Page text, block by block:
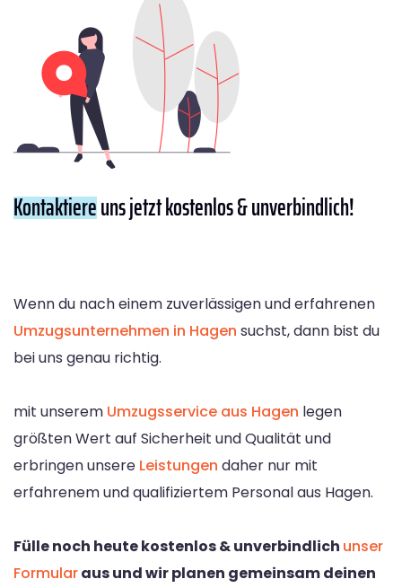
Kontaktiereuns jetzt kostenlos & unverbindlich!
Wenn du nach einem zuverlässigen und erfahrenen
Umzugsunternehmen in Hagen suchst, dann bist du
bei uns genau richtig.
mit unserem Umzugsservice aus Hagen legen
größten Wert auf Sicherheit und Qualität und
erbringen unsere Leistungen daher nur mit
erfahrenem und qualifiziertem Personal aus Hagen.
Fülle noch heute kostenlos & unverbindlich unser
Formularaus und wir planen gemeinsam deinen